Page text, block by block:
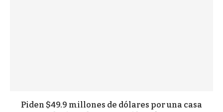
Piden $49.9 millones de dólares por una casa